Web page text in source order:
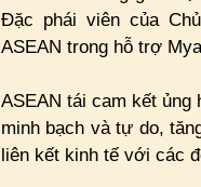
Đặc phái viên của
ASEAN trong hỗ trợ
ASEAN tái cam kết
minh bạch và tự do,
liên kết kinh tế với các